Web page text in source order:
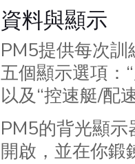
資料與顯示
PM5提供每次
五個顯示選項：
以及“控速艇/配
PM5的背光顯
開啟，並在你鍛